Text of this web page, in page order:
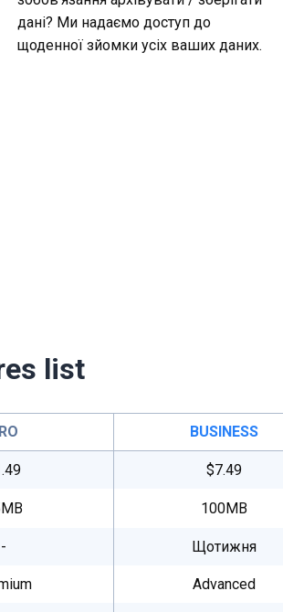
дані? Ми надаємо доступ до
щоденної зйомки усіх ваших даних.
list
BUSINESS
$7.49
100MB
- Щотижня
Advanced